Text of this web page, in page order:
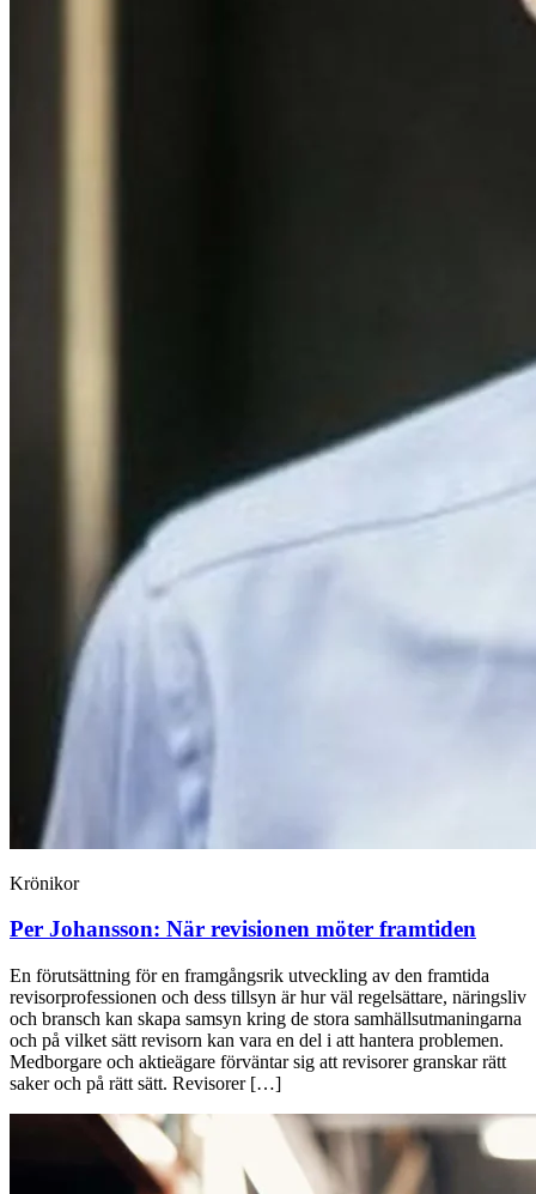
Krönikor
Per Johansson: När revisionen möter framtiden
En förutsättning för en framgångsrik utveckling av den framtida
revisorprofessionen och dess tillsyn är hur väl regelsättare, näringsliv
och bransch kan skapa samsyn kring de stora samhällsutmaningarna
och på vilket sätt revisorn kan vara en del i att hantera problemen.
Medborgare och aktieägare förväntar sig att revisorer granskar rätt
saker och på rätt sätt. Revisorer […]